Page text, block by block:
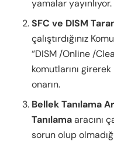
yamalar yayınlıyor.
SFC ve DISM
çalıştırdığınız
“DISM /Online /
komutlarını
onarın.
Bellek Tanılama
Tanılamaaracını
sorun olup